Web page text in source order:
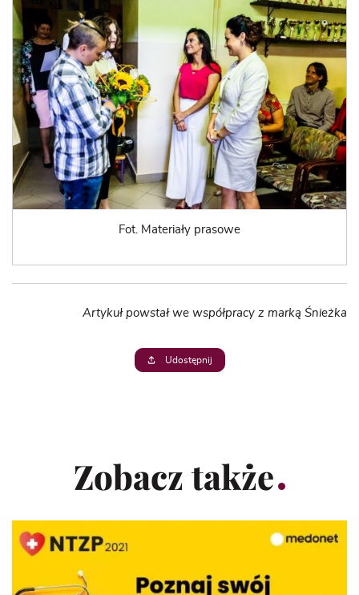
Fot. Materiały prasowe
Artykuł powstał we współpracy z marką Śnieżka
Udostępnij
Zobacz także